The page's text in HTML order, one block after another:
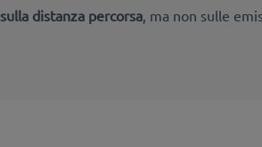
sulla distanza percorsa , ma non sulle